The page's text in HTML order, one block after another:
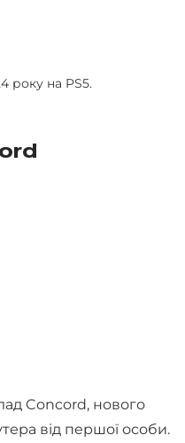
року на PS5.
Concord, нового
від першої особи.